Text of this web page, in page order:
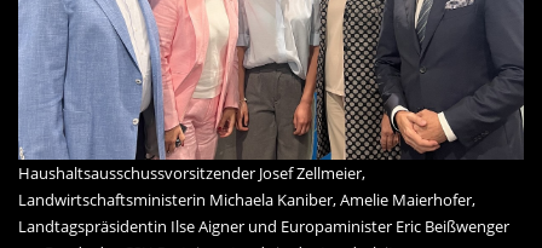
Haushaltsausschussvorsitzender Josef Zellmeier,
Landwirtschaftsministerin Michaela Kaniber, Amelie Maierhofer,
Landtagspräsidentin Ilse Aigner und Europaminister Eric Beißwenger